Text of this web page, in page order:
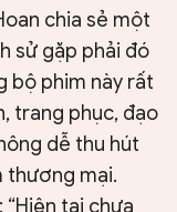
chia sẻ một
sử gặp phải đó
bộ phim này rất
trang phục, đạo
dễ thu hút
thương mại.
tại chưa